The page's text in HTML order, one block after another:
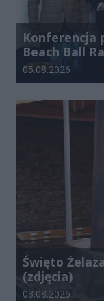
Konferencja
Beach Ball
Data dodania
05.08.2026
Święto
(zdjęcia)
Data dodania
03.08.2026